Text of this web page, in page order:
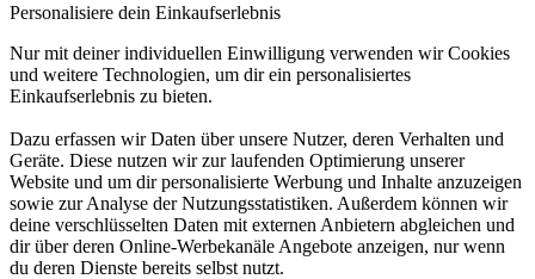
Personalisiere dein Einkaufserlebnis
Nur mit deiner individuellen Einwilligung verwenden wir Cookies
und weitere Technologien, um dir ein personalisiertes
Einkaufserlebnis zu bieten.
Dazu erfassen wir Daten über unsere Nutzer, deren Verhalten und
Geräte. Diese nutzen wir zur laufenden Optimierung unserer
Website und um dir personalisierte Werbung und Inhalte anzuzeigen
sowie zur Analyse der Nutzungsstatistiken. Außerdem können wir
deine verschlüsselten Daten mit externen Anbietern abgleichen und
dir über deren Online-Werbekanäle Angebote anzeigen, nur wenn
du deren Dienste bereits selbst nutzt.